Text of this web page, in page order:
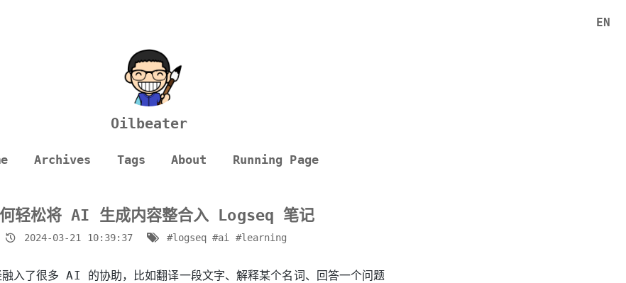
Oilbeater
Archives Tags About Running Page
轻松将 AI 生成内容整合入 Logseq 笔记
2024-03-21 10:39:37 #logseq #ai #learning
入了很多 AI 的协助，比如翻译一段文字、解释某个名词、回答一个问题
EN